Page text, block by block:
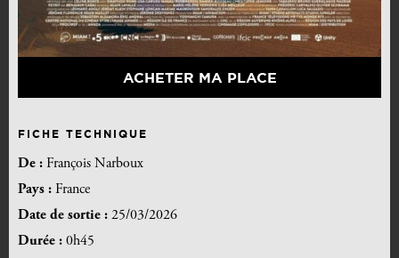
ACHETER MA PLACE
FICHE TECHNIQUE
De : François Narboux
Pays : France
Date de sortie : 25/03/2026
Durée : 0h45